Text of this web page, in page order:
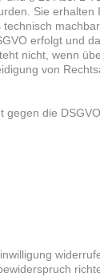
Sie erhalten
erfolgt und
nicht, wenn
von
gegen die